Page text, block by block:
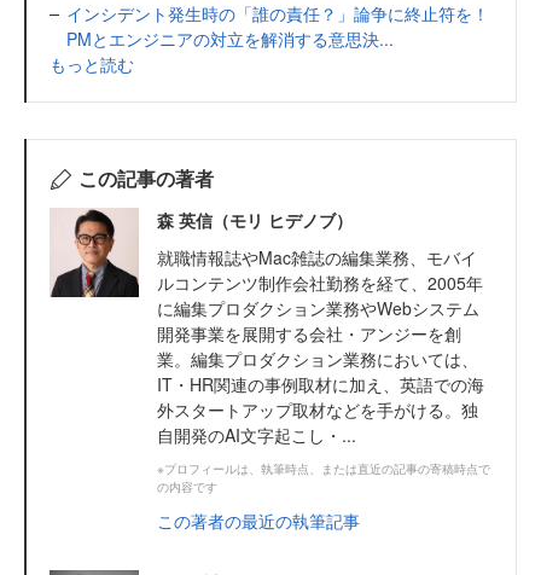
インシデント発生時の「誰の責任？」論争に終止符を！
PMとエンジニアの対立を解消する意思決...
もっと読む
この記事の著者
森 英信（モリ ヒデノブ）
就職情報誌やMac雑誌の編集業務、モバイ
ルコンテンツ制作会社勤務を経て、2005年
に編集プロダクション業務やWebシステム
開発事業を展開する会社・アンジーを創
業。編集プロダクション業務においては、
IT・HR関連の事例取材に加え、英語での海
外スタートアップ取材などを手がける。独
自開発のAI文字起こし・...
※プロフィールは、執筆時点、または直近の記事の寄稿時点で
の内容です
この著者の最近の執筆記事